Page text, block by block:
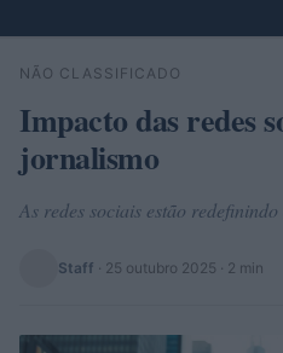
Buscar
NÃO CLASSIFICADO
Impacto das redes
jornalismo
As redes sociais estão
Staff · 25 outubro 2025 · 2 min